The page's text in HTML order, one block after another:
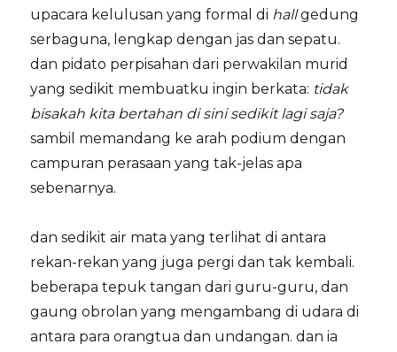
upacara kelulusan yang formal di hallgedung
serbaguna, lengkap dengan jas dan sepatu.
dan pidato perpisahan dari perwakilan murid
yang sedikit membuatku ingin berkata: tidak
bisakah kita bertahan di sini sedikit lagi saja?
sambil memandang ke arah podium dengan
campuran perasaan yang tak-jelas apa
sebenarnya.
dan sedikit air mata yang terlihat di antara
rekan-rekan yang juga pergi dan tak kembali.
beberapa tepuk tangan dari guru-guru, dan
gaung obrolan yang mengambang di udara di
antara para orangtua dan undangan. dan ia